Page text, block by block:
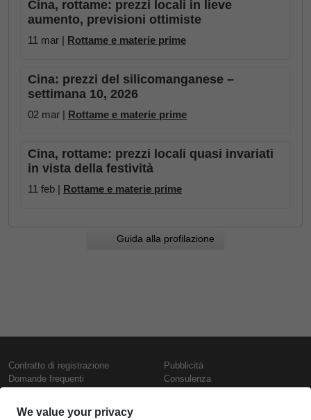
Cina, rottame: prezzi locali in lieve
aumento, previsioni ottimiste
11 mar | Rottame e materie prime
Cina: prezzi del silicomanganese –
settimana 10, 2026
02 mar | Rottame e materie prime
Cina, rottame: prezzi locali quasi invariati
in vista della festività
11 feb | Rottame e materie prime
Guida alla profilazione
Contratto di registrazione
Domande frequenti
Presentazione
Pubblicità
Consulenza